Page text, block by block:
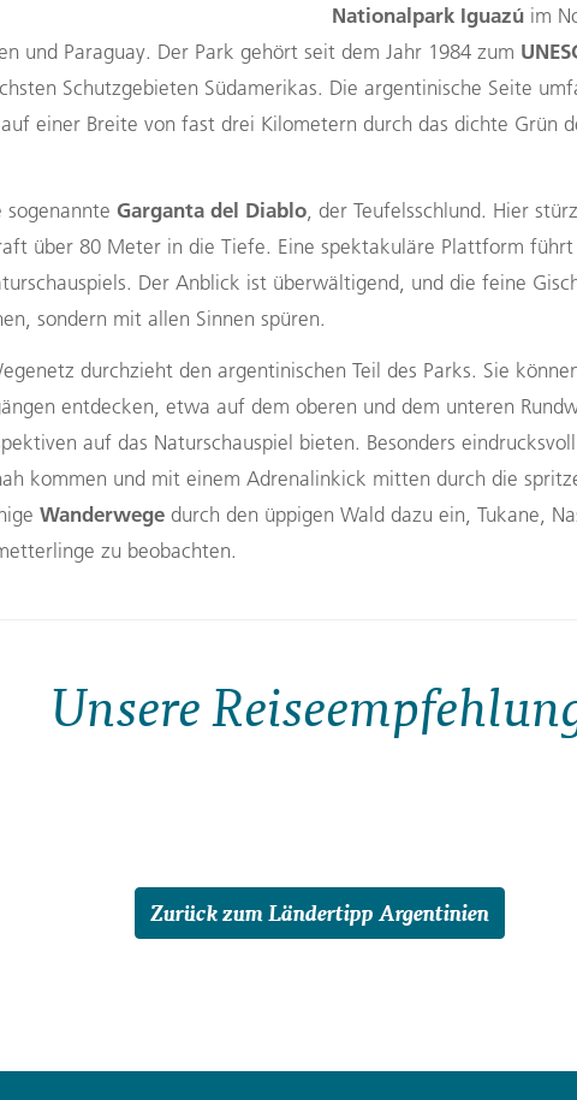
Nationalpark Iguazú im
und Paraguay. Der Park gehört seit dem Jahr 1984 zum
Schutzgebieten Südamerikas. Die argentinische Seite
einer Breite von fast drei Kilometern durch das dichte Grün
sogenannte Garganta del Diablo, der Teufelsschlund. Hier
über 80 Meter in die Tiefe. Eine spektakuläre Plattform führt
Der Anblick ist überwältigend, und die feine
sondern mit allen Sinnen spüren.
durchzieht den argentinischen Teil des Parks. Sie
entdecken, etwa auf dem oberen und dem unteren
auf das Naturschauspiel bieten. Besonders
kommen und mit einem Adrenalinkick mitten durch die
Wanderwege durch den üppigen Wald dazu ein, Tukane,
zu beobachten.
Unsere
Zurück zum Ländertipp Argentinien